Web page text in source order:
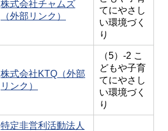
株式会社チャムズ
（外部リンク）
てにやさし
い環境づく
り
株式会社KTQ（外部
リンク）
（5）-2 こ
どもや子育
てにやさし
い環境づく
り
特定非営利活動法人